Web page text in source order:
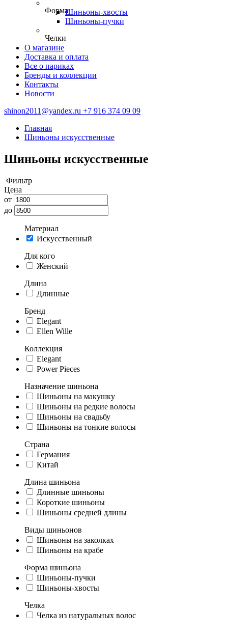
ФормаШиньоны-хвосты
Шиньоны-пучки
Челки
О магазине
Доставка и оплата
Все о париках
Бренды и коллекции
Контакты
Новости
shinon2011@yandex.ru +7 916 374 09 09
Главная
Шиньоны искусственные
Шиньоны искусственные
Фильтр
Цена
от
до
Материал
Искусственный
Для кого
Женский
Длина
Длинные
Бренд
Elegant
Ellen Wille
Коллекция
Elegant
Power Pieces
Назначение шиньона
Шиньоны на макушку
Шиньоны на редкие волосы
Шиньоны на свадьбу
Шиньоны на тонкие волосы
Страна
Германия
Китай
Длина шиньона
Длинные шиньоны
Короткие шиньоны
Шиньоны средней длины
Виды шиньонов
Шиньоны на заколках
Шиньоны на крабе
Форма шиньона
Шиньоны-пучки
Шиньоны-хвосты
Челка
Челка из натуральных волос